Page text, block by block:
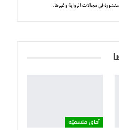
في مجالات الرواية وغيرها.
آفاق فلسفيّة‎